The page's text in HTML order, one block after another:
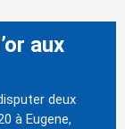
aux
deux
à Eugene,